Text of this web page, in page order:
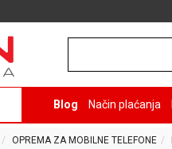
Blog Način plaćanja
OPREMA ZA MOBILNE TELEFONE